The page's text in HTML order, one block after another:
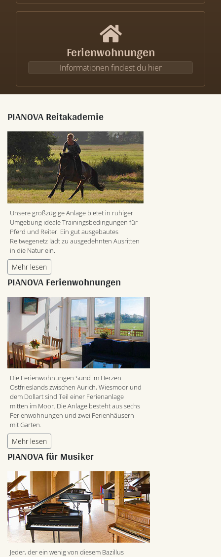
Ferienwohnungen
Informationen findest du hier
PIANOVA Reitakademie
Unsere großzügige Anlage bietet in ruhiger
Umgebung ideale Trainingsbedingungen für
Pferd und Reiter. Ein gut ausgebautes
Reitwegenetz lädt zu ausgedehnten Ausritten
in die Natur ein.
Mehr lesen
PIANOVA Ferienwohnungen
Die Ferienwohnungen Sund im Herzen
Ostfrieslands zwischen Aurich, Wiesmoor und
dem Dollart sind Teil einer Ferienanlage
mitten im Moor. Die Anlage besteht aus sechs
Ferienwohnungen und zwei Ferienhäusern
mit Garten.
Mehr lesen
PIANOVA für Musiker
Jeder, der ein wenig von diesem Bazillus